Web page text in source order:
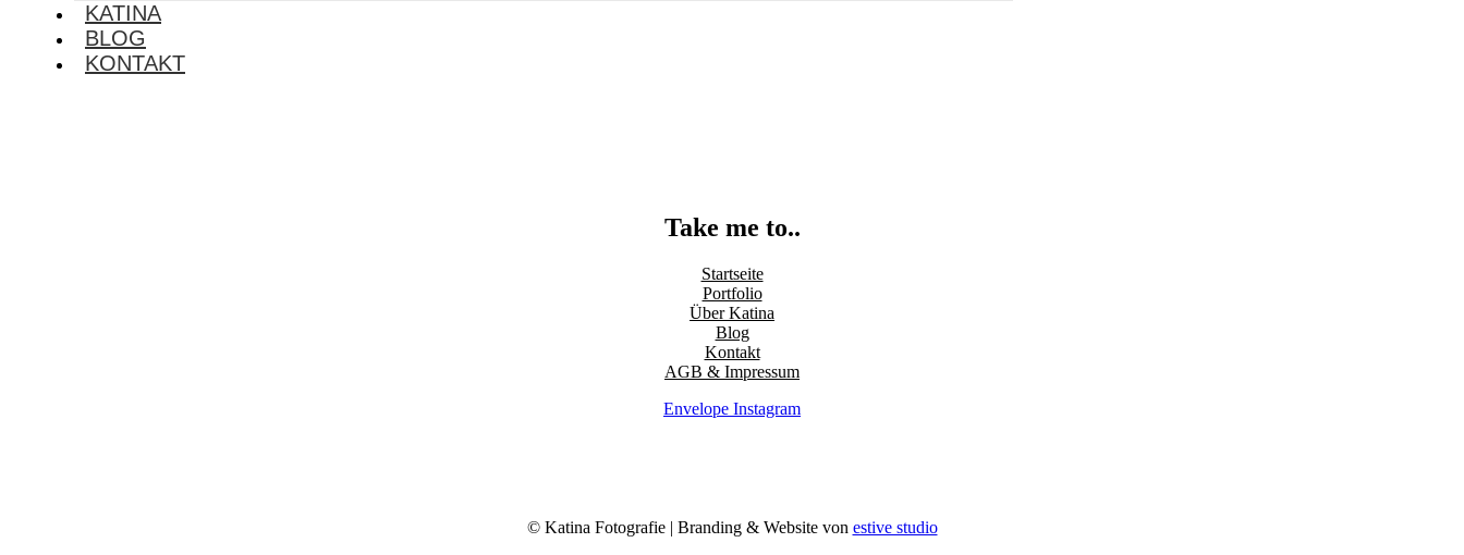
KATINA
BLOG
KONTAKT
Take me to..
Startseite
Portfolio
Über Katina
Blog
Kontakt
AGB & Impressum
Envelope Instagram
© Katina Fotografie | Branding & Website von estive studio